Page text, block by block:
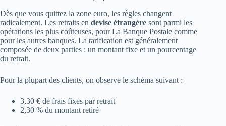
Dès que vous quittez la zone euro, les règles changent
radicalement. Les retraits en devise étrangère sont parmi les
opérations les plus coûteuses, pour La Banque Postale comme
pour les autres banques. La tarification est généralement
composée de deux parties : un montant fixe et un pourcentage
du retrait.
Pour la plupart des clients, on observe le schéma suivant :
3,30 € de frais fixes par retrait
2,30 % du montant retiré